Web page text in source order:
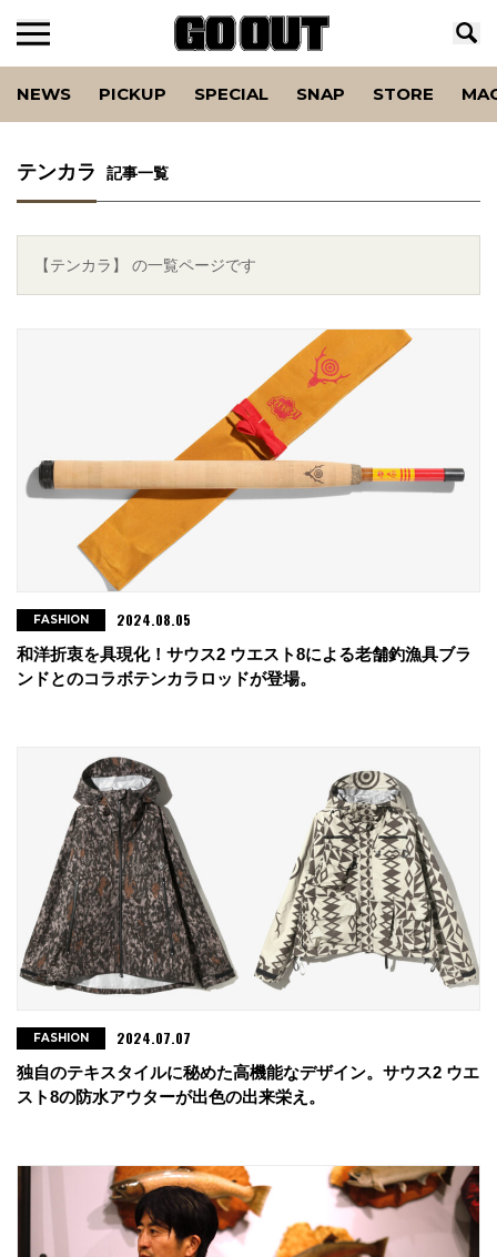
NEWS PICKUP SPECIAL SNAP STORE
テンカラ 記事一覧
【テンカラ】 の一覧ページです
和洋折衷を具現化！サウス2 ウエスト8による老舗釣漁具ブラ
ンドとのコラボテンカラロッドが登場。
FASHION 2024.08.05
独自のテキスタイルに秘めた高機能なデザイン。サウス2 ウエ
スト8の防水アウターが出色の出来栄え。
FASHION 2024.07.07